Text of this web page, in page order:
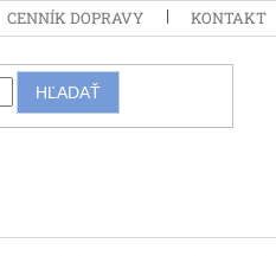
CENNÍK DOPRAVY KONTAKT
HĽADAŤ